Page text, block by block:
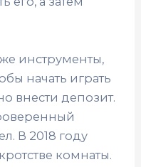
инструменты,
начать играть
внести депозит.
В 2018 году
комнаты.